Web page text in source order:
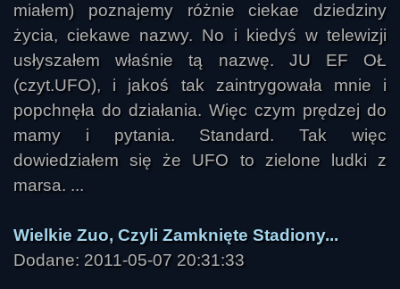
miałem) poznajemy różnie ciekae dziedziny
życia, ciekawe nazwy. No i kiedyś w telewizji
usłyszałem właśnie tą nazwę. JU EF OŁ
(czyt.UFO), i jakoś tak zaintrygowała mnie i
popchnęła do działania. Więc czym prędzej do
mamy i pytania. Standard. Tak więc
dowiedziałem się że UFO to zielone ludki z
marsa. ...
Wielkie Zuo, Czyli Zamknięte Stadiony...
Dodane: 2011-05-07 20:31:33